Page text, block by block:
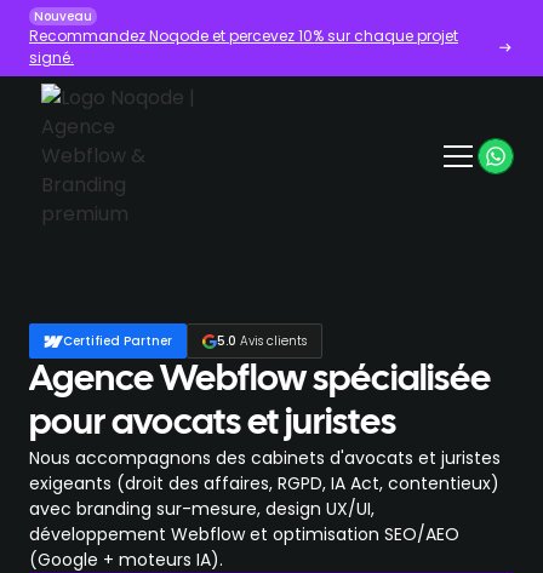
Nouveau
Recommandez Noqode et percevez 10% sur chaque projet
signé.
Certified Partner 5.0 Avis clients
Agence Webflow spécialisée
pour avocats et juristes
Nous accompagnons des cabinets d'avocats et juristes
exigeants (droit des affaires, RGPD, IA Act, contentieux)
avec branding sur-mesure, design UX/UI,
développement Webflow et optimisation SEO/AEO
(Google + moteurs IA).